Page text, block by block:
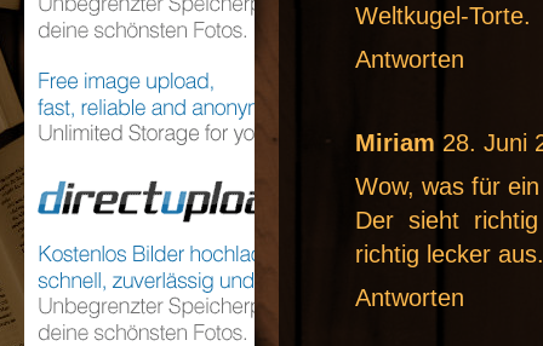
Weltkugel-Torte.
Antworten
Miriam 28. Juni
Wow, was für
Der sieht
richtig lecker
Antworten